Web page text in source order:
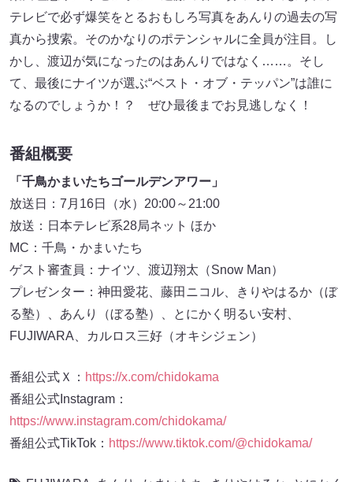
テレビで必ず爆笑をとるおもしろ写真をあんりの過去の写
真から捜索。そのかなりのポテンシャルに全員が注目。し
かし、渡辺が気になったのはあんりではなく……。そし
て、最後にナイツが選ぶ“ベスト・オブ・テッパン”は誰に
なるのでしょうか！？ ぜひ最後までお見逃しなく！
番組概要
「千鳥かまいたちゴールデンアワー」
放送日：7月16日（水）20:00～21:00
放送：日本テレビ系28局ネット ほか
MC：千鳥・かまいたち
ゲスト審査員：ナイツ、渡辺翔太（Snow Man）
プレゼンター：神田愛花、藤田ニコル、きりやはるか（ぼ
る塾）、あんり（ぼる塾）、とにかく明るい安村、
FUJIWARA、カルロス三好（オキシジェン）
番組公式Ｘ： https://x.com/chidokama
番組公式Instagram：
https://www.instagram.com/chidokama/
番組公式TikTok： https://www.tiktok.com/@chidokama/